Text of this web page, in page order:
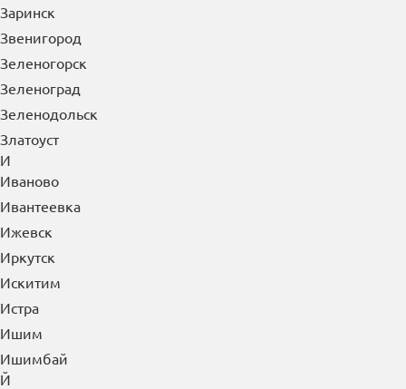
Заринск
Звенигород
Зеленогорск
Зеленоград
Зеленодольск
Златоуст
И
Иваново
Ивантеевка
Ижевск
Иркутск
Искитим
Истра
Ишим
Ишимбай
Й